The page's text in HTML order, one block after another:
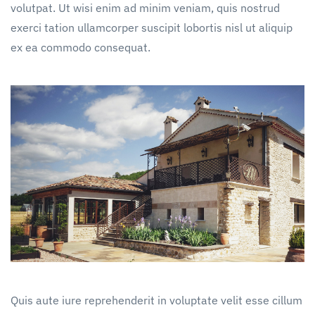
volutpat. Ut wisi enim ad minim veniam, quis nostrud
exerci tation ullamcorper suscipit lobortis nisl ut aliquip
ex ea commodo consequat.
Quis aute iure reprehenderit in voluptate velit esse cillum